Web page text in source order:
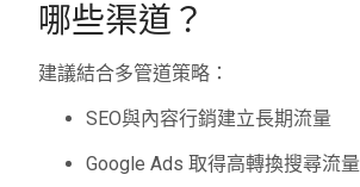
哪些渠道？
建議結合多管道策略：
SEO與內容行銷建立長期流量
Google Ads 取得高轉換搜尋流量